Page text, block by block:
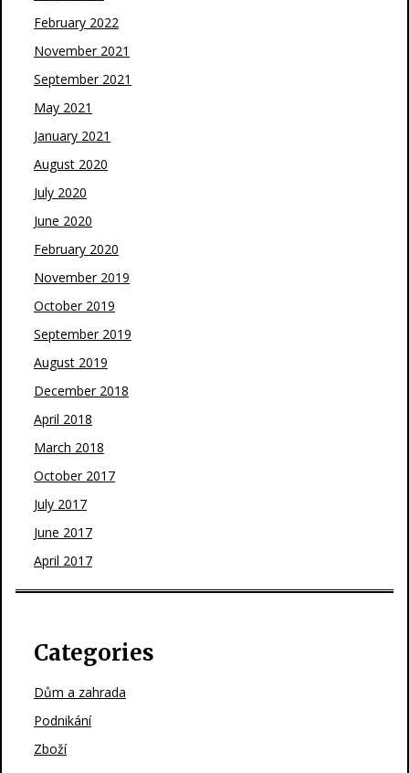
February 2022
November 2021
September 2021
May 2021
January 2021
August 2020
July 2020
June 2020
February 2020
November 2019
October 2019
September 2019
August 2019
December 2018
April 2018
March 2018
October 2017
July 2017
June 2017
April 2017
Categories
Dům a zahrada
Podnikání
Zboží